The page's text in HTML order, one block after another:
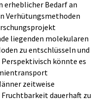
erheblicher Bedarf an
Verhütungsmethoden
liegenden molekularen
zu entschlüsseln und
könnte es
zeitweise
dauerhaft zu